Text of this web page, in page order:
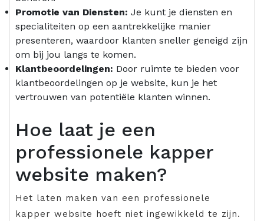
Promotie van Diensten: Je kunt je diensten en
specialiteiten op een aantrekkelijke manier
presenteren, waardoor klanten sneller geneigd zijn
om bij jou langs te komen.
Klantbeoordelingen: Door ruimte te bieden voor
klantbeoordelingen op je website, kun je het
vertrouwen van potentiële klanten winnen.
Hoe laat je een
professionele kapper
website maken?
Het laten maken van een professionele
kapper website hoeft niet ingewikkeld te zijn.